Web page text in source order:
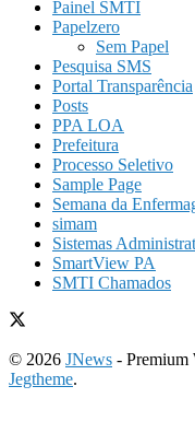
Painel SMTI
Papelzero
Sem Papel
Pesquisa SMS
Portal Transparência
Posts
PPA LOA
Prefeitura
Processo Seletivo
Sample Page
Semana da
simam
Sistemas
SmartView PA
SMTI Chamados
© 2026 JNews - Premium
Jegtheme.